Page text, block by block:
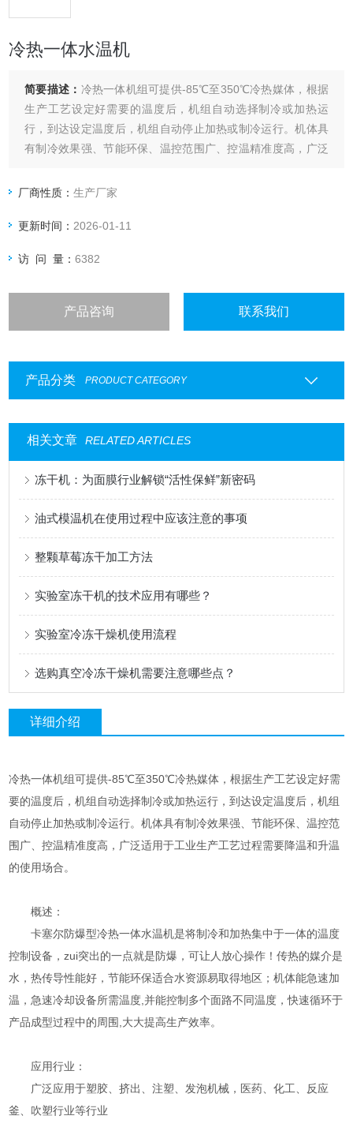
冷热一体水温机
简要描述： 冷热一体机组可提供-85℃至350℃冷热媒体，根据
生产工艺设定好需要的温度后，机组自动选择制冷或加热运
行，到达设定温度后，机组自动停止加热或制冷运行。机体具
有制冷效果强、节能环保、温控范围广、控温精准度高，广泛
厂商性质：生产厂家
更新时间： 2026-01-11
访 问 量：6382
产品咨询 联系我们
产品分类 PRODUCT CATEGORY
相关文章 RELATED ARTICLES
冻干机：为面膜行业解锁“活性保鲜”新密码
油式模温机在使用过程中应该注意的事项
整颗草莓冻干加工方法
实验室冻干机的技术应用有哪些？
实验室冷冻干燥机使用流程
选购真空冷冻干燥机需要注意哪些点？
详细介绍
冷热一体机组可提供-85℃至350℃冷热媒体，根据生产工艺设定好需
要的温度后，机组自动选择制冷或加热运行，到达设定温度后，机组
自动停止加热或制冷运行。机体具有制冷效果强、节能环保、温控范
围广、控温精准度高，广泛适用于工业生产工艺过程需要降温和升温
的使用场合。
概述：
卡塞尔防爆型冷热一体水温机是将制冷和加热集中于一体的温度
控制设备，zui突出的一点就是防爆，可让人放心操作！传热的媒介是
水，热传导性能好，节能环保适合水资源易取得地区；机体能急速加
温，急速冷却设备所需温度,并能控制多个面路不同温度，快速循环于
产品成型过程中的周围,大大提高生产效率。
应用行业：
广泛应用于塑胶、挤出、注塑、发泡机械，医药、化工、反应
釜、吹塑行业等行业